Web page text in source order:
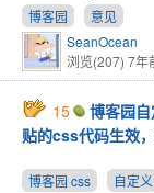
博客园
意见
SeanOcean
浏览(207) 7年
15
博客园
贴的css代码生效
博客园 css
自定义